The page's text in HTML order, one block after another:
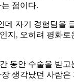
점이다.
데 자기 경험담을
지, 오히려 평화
동안 수술을 받
생각났던 사람